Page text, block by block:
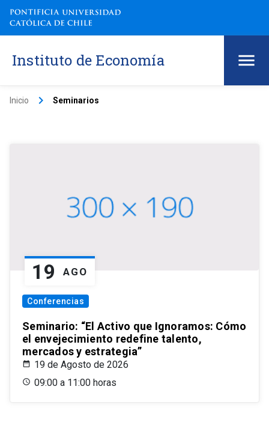
Instituto de Economía
Inicio keyboard_arrow_right Seminarios
19 AGO
Conferencias
Seminario: “El Activo que Ignoramos: Cómo
el envejecimiento redefine talento,
mercados y estrategia”
19 de Agosto de 2026
09:00 a 11:00 horas